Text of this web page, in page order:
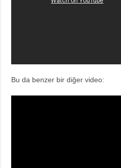
Bu da benzer bir diğer video: